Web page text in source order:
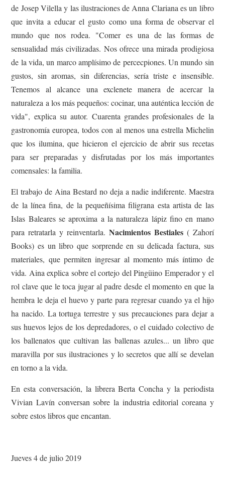
de Josep Vilella y las ilustraciones de Anna Clariana es un libro
que invita a educar el gusto como una forma de observar el
mundo que nos rodea. "Comer es una de las formas de
sensualidad más civilizadas. Nos ofrece una mirada prodigiosa
de la vida, un marco amplísimo de percecpiones. Un mundo sin
gustos, sin aromas, sin diferencias, sería triste e insensible.
Tenemos al alcance una exclenete manera de acercar la
naturaleza a los más pequeños: cocinar, una auténtica lección de
vida", explica su autor. Cuarenta grandes profesionales de la
gastronomía europea, todos con al menos una estrella Michelin
que los ilumina, que hicieron el ejercicio de abrir sus recetas
para ser preparadas y disfrutadas por los más importantes
comensales: la familia.
El trabajo de Aina Bestard no deja a nadie indiferente. Maestra
de la línea fina, de la pequeñísima filigrana esta artista de las
Islas Baleares se aproxima a la naturaleza lápiz fino en mano
para retratarla y reinventarla. Nacimientos Bestiales( Zahorí
Books) es un libro que sorprende en su delicada factura, sus
materiales, que permiten ingresar al momento más íntimo de
vida. Aina explica sobre el cortejo del Pingüino Emperador y el
rol clave que le toca jugar al padre desde el momento en que la
hembra le deja el huevo y parte para regresar cuando ya el hijo
ha nacido. La tortuga terrestre y sus precauciones para dejar a
sus huevos lejos de los depredadores, o el cuidado colectivo de
los ballenatos que cultivan las ballenas azules... un libro que
maravilla por sus ilustraciones y lo secretos que allí se develan
en torno a la vida.
En esta conversación, la librera Berta Concha y la periodista
Vivian Lavín conversan sobre la industria editorial coreana y
sobre estos libros que encantan.
Jueves 4 de julio 2019